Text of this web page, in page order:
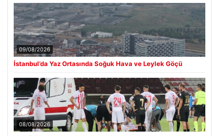
09/08/2026
İstanbul’da Yaz Ortasında Soğuk Hava ve Leylek Göçü
08/08/2026